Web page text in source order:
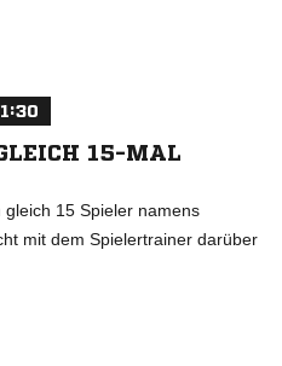
15-MAL
15 Spieler namens
mit dem Spielertrainer darüber